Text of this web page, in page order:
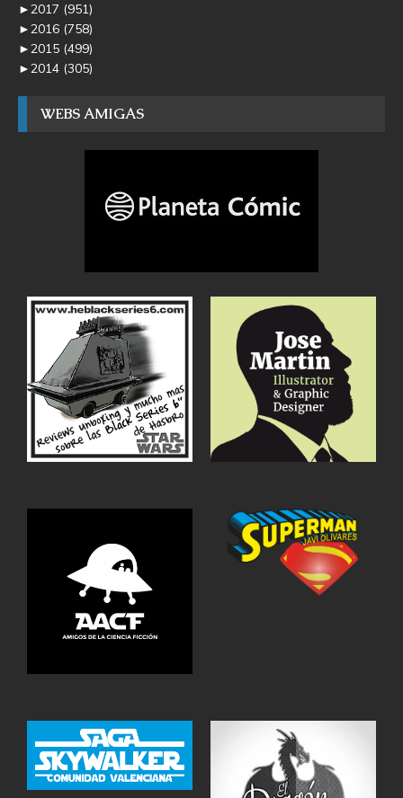
►2017 (951)
►2016 (758)
►2015 (499)
►2014 (305)
WEBS AMIGAS